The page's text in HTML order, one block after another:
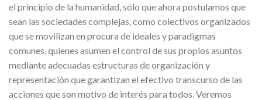
el principio de la humanidad, sólo que ahora postulamos que
sean las sociedades complejas, como colectivos organizados
que se movilizan en procura de ideales y paradigmas
comunes, quienes asumen el control de sus propios asuntos
mediante adecuadas estructuras de organización y
representación que garantizan el efectivo transcurso de las
acciones que son motivo de interés para todos. Veremos